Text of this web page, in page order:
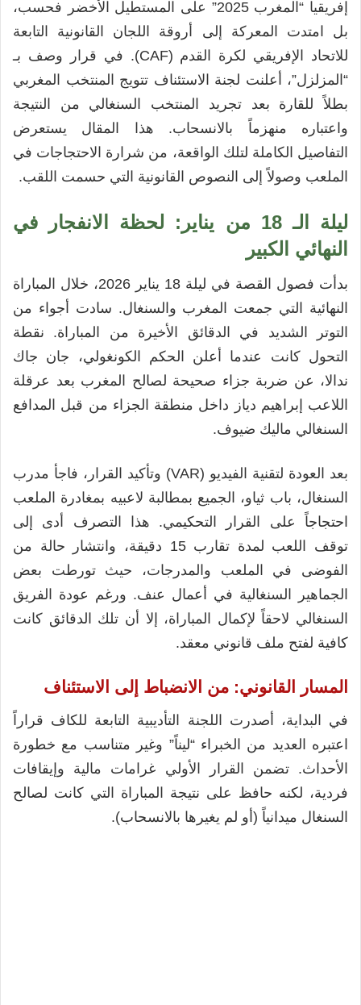
إفريقيا “المغرب 2025” على المستطيل الأخضر فحسب،
بل امتدت المعركة إلى أروقة اللجان القانونية التابعة
للاتحاد الإفريقي لكرة القدم (CAF). في قرار وصف بـ
“المزلزل”، أعلنت لجنة الاستئناف تتويج المنتخب المغربي
بطلاً للقارة بعد تجريد المنتخب السنغالي من النتيجة
واعتباره منهزماً بالانسحاب. هذا المقال يستعرض
التفاصيل الكاملة لتلك الواقعة، من شرارة الاحتجاجات في
الملعب وصولاً إلى النصوص القانونية التي حسمت اللقب.
ليلة الـ 18 من يناير: لحظة الانفجار في
النهائي الكبير
بدأت فصول القصة في ليلة 18 يناير 2026، خلال المباراة
النهائية التي جمعت المغرب والسنغال. سادت أجواء من
التوتر الشديد في الدقائق الأخيرة من المباراة. نقطة
التحول كانت عندما أعلن الحكم الكونغولي، جان جاك
ندالا، عن ضربة جزاء صحيحة لصالح المغرب بعد عرقلة
اللاعب إبراهيم دياز داخل منطقة الجزاء من قبل المدافع
السنغالي ماليك ضيوف.
بعد العودة لتقنية الفيديو (VAR) وتأكيد القرار، فاجأ مدرب
السنغال، باب ثياو، الجميع بمطالبة لاعبيه بمغادرة الملعب
احتجاجاً على القرار التحكيمي. هذا التصرف أدى إلى
توقف اللعب لمدة تقارب 15 دقيقة، وانتشار حالة من
الفوضى في الملعب والمدرجات، حيث تورطت بعض
الجماهير السنغالية في أعمال عنف. ورغم عودة الفريق
السنغالي لاحقاً لإكمال المباراة، إلا أن تلك الدقائق كانت
كافية لفتح ملف قانوني معقد.
المسار القانوني: من الانضباط إلى الاستئناف
في البداية، أصدرت اللجنة التأديبية التابعة للكاف قراراً
اعتبره العديد من الخبراء “ليناً” وغير متناسب مع خطورة
الأحداث. تضمن القرار الأولي غرامات مالية وإيقافات
فردية، لكنه حافظ على نتيجة المباراة التي كانت لصالح
السنغال ميدانياً (أو لم يغيرها بالانسحاب).